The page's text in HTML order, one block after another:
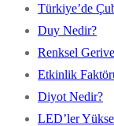
Türkiye’de
Duy Nedir?
Renksel
Etkinlik
Diyot Nedir?
LED’ler